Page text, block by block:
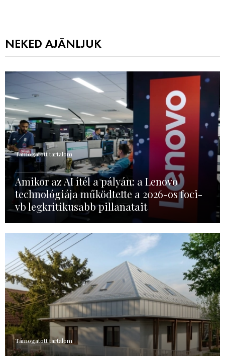
NEKED AJÁNLJUK
Támogatott tartalom
Amikor az AI ítél a pályán: a Lenovo
technológiája működtette a 2026-os foci-
vb legkritikusabb pillanatait
Támogatott tartalom